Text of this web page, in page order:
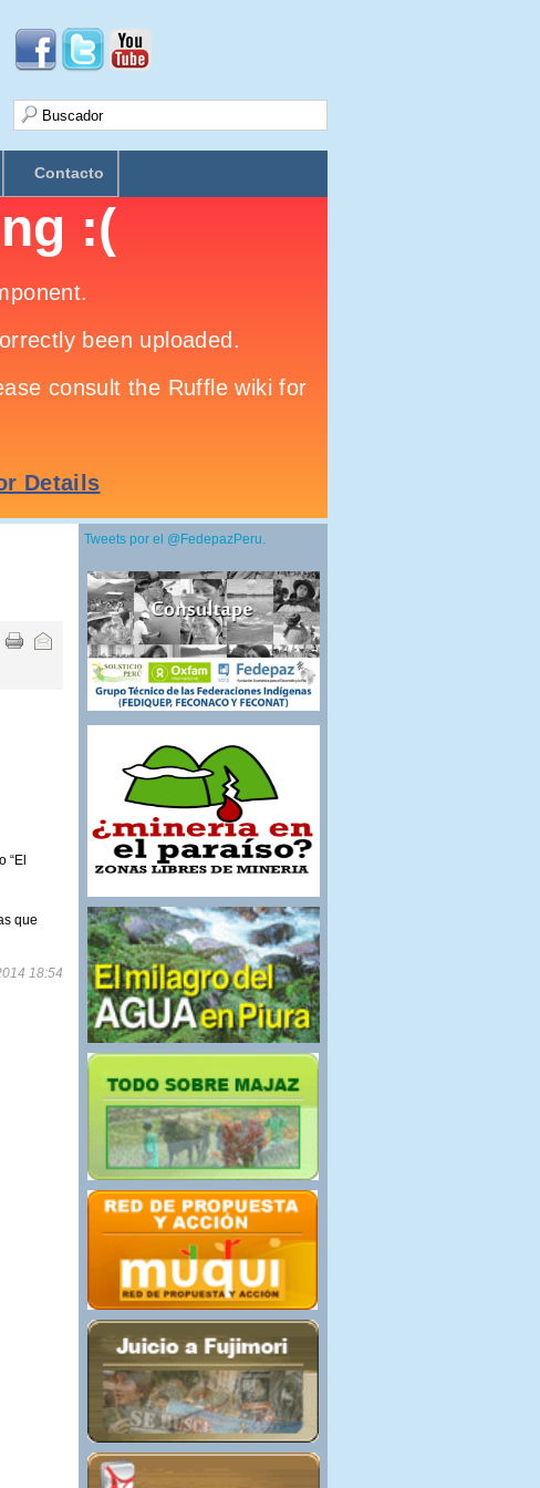
Contacto
“El
que
18:54
Tweets por el @FedepazPeru.